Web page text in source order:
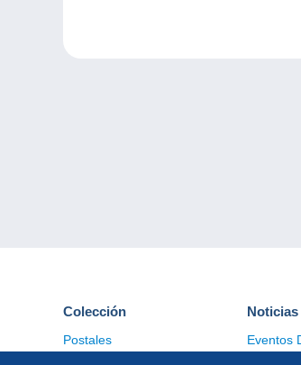
Colección
Postales
Noticias
Eventos